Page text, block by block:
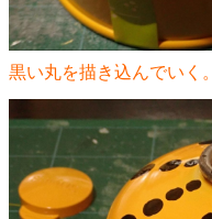
黒い丸を描き込んでいく。